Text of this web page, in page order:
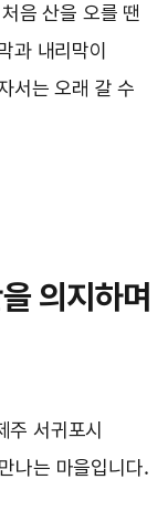
음 산을 오를 땐
과 내리막이
서는 오래 갈 수
의지하며
서귀포시
나는 마을입니다.